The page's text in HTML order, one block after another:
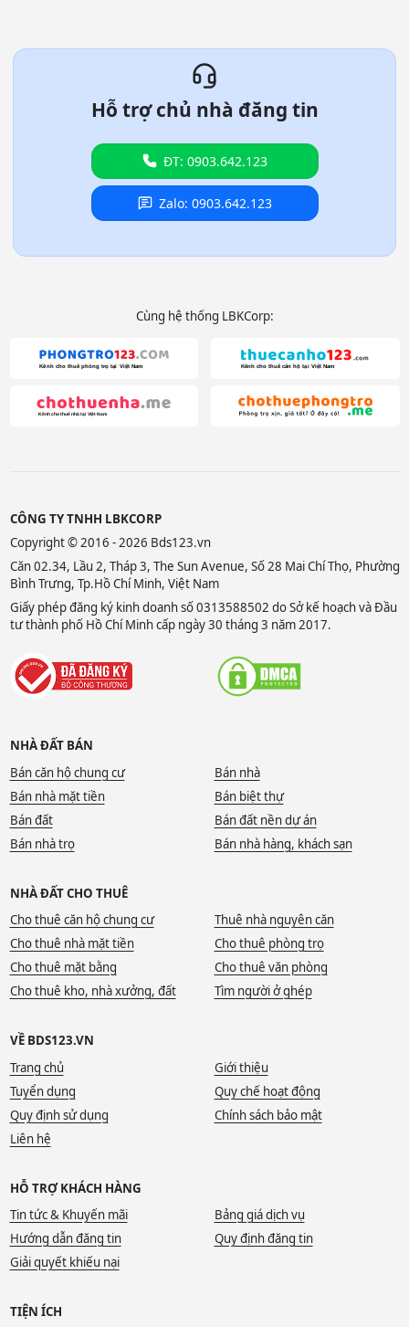
Hỗ trợ chủ nhà đăng tin
ĐT: 0903.642.123
Zalo: 0903.642.123
Cùng hệ thống LBKCorp:
CÔNG TY TNHH LBKCORP
Copyright © 2016 - 2026 Bds123.vn
Căn 02.34, Lầu 2, Tháp 3, The Sun Avenue, Số 28 Mai Chí Thọ, Phường
Bình Trưng, Tp.Hồ Chí Minh, Việt Nam
Giấy phép đăng ký kinh doanh số 0313588502 do Sở kế hoạch và Đầu
tư thành phố Hồ Chí Minh cấp ngày 30 tháng 3 năm 2017.
NHÀ ĐẤT BÁN
Bán căn hộ chung cư
Bán nhà
Bán nhà mặt tiền
Bán biệt thự
Bán đất
Bán đất nền dự án
Bán nhà trọ
Bán nhà hàng, khách sạn
NHÀ ĐẤT CHO THUÊ
Cho thuê căn hộ chung cư
Thuê nhà nguyên căn
Cho thuê nhà mặt tiền
Cho thuê phòng trọ
Cho thuê mặt bằng
Cho thuê văn phòng
Cho thuê kho, nhà xưởng, đất
Tìm người ở ghép
VỀ BDS123.VN
Trang chủ
Giới thiệu
Tuyển dụng
Quy chế hoạt động
Quy định sử dụng
Chính sách bảo mật
Liên hệ
HỖ TRỢ KHÁCH HÀNG
Tin tức & Khuyến mãi
Bảng giá dịch vụ
Hướng dẫn đăng tin
Quy định đăng tin
Giải quyết khiếu nại
TIỆN ÍCH